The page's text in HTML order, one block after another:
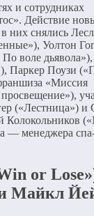
и сотрудниках
Действие
в них снялись
Уолтон
воле дьявола»),
Паркер Поузи
«Миссия
(«Лестница») и
— менеджера
or
и Майкл